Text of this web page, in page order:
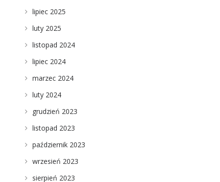
lipiec 2025
luty 2025
listopad 2024
lipiec 2024
marzec 2024
luty 2024
grudzień 2023
listopad 2023
październik 2023
wrzesień 2023
sierpień 2023